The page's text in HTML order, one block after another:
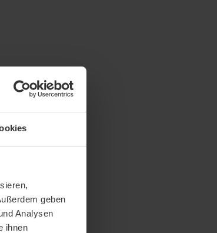
geben
Analysen
ihnen